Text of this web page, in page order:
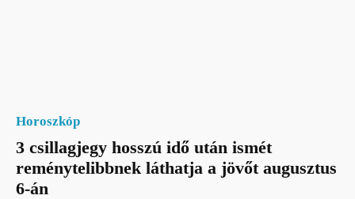
Horoszkóp
3 csillagjegy hosszú idő után ismét
reménytelibbnek láthatja a jövőt augusztus
6-án